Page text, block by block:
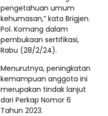
pengetahuan umum
kehumasan,” kata Brigjen.
Pol. Komang dalam
pembukaan sertifikasi,
Rabu (28/2/24).
Menurutnya, peningkatan
kemampuan anggota ini
merupakan tindak lanjut
dari Perkap Nomor 6
Tahun 2023.